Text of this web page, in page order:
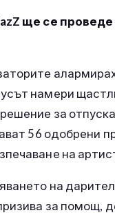
ще се
намери
за
56 одобрени
на
на
за помощ,